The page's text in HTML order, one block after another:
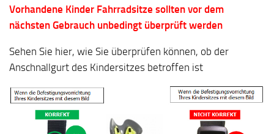
Vorhandene Kinder Fahrradsitze sollten vor dem
nächsten Gebrauch unbedingt überprüft werden
Sehen Sie hier, wie Sie überprüfen können, ob der
Anschnallgurt des Kindersitzes betroffen ist